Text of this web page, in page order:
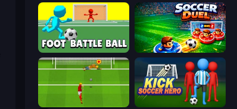
Foot Battle Ball Soccer Duel
Kick Soccer Hero